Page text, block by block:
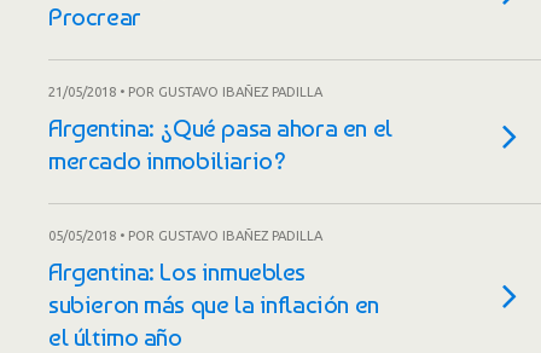
Procrear
21/05/2018 • POR GUSTAVO IBAÑEZ PADILLA
Argentina: ¿Qué pasa ahora en el
mercado inmobiliario?
05/05/2018 • POR GUSTAVO IBAÑEZ PADILLA
Argentina: Los inmuebles
subieron más que la inflación en
el último año